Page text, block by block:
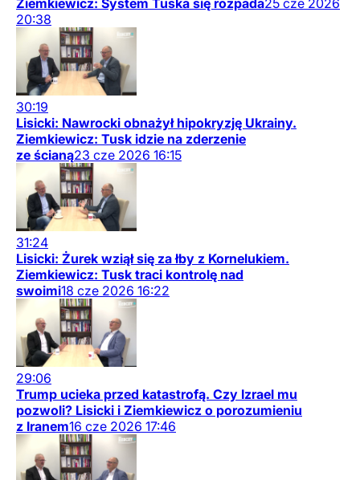
20:38
30:19
Lisicki: Nawrocki obnażył hipokryzję Ukrainy.
Ziemkiewicz: Tusk idzie na zderzenie
ze ścianą23 cze 2026 16:15
31:24
Lisicki: Żurek wziął się za łby z Kornelukiem.
Ziemkiewicz: Tusk traci kontrolę nad
swoimi18 cze 2026 16:22
29:06
Trump ucieka przed katastrofą. Czy Izrael mu
pozwoli? Lisicki i Ziemkiewicz o porozumieniu
z Iranem16 cze 2026 17:46